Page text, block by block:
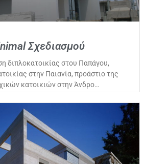
Σχεδιασμού
διπλοκατοικίας στου Παπάγου,
στην Παιανία, προάστιο της
κατοικιών στην Άνδρο…